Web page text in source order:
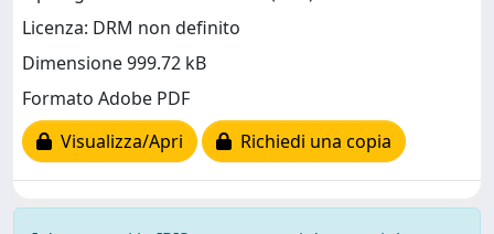
Licenza: DRM non definito
Dimensione 999.72 kB
Formato Adobe PDF
Visualizza/Apri
Richiedi una copia